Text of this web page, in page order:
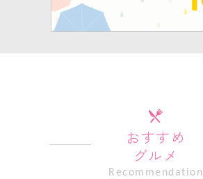
おすすめ
グルメ
Recommendation